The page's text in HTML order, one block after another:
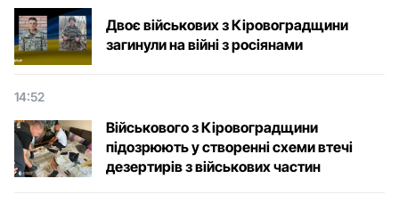
Двоє військових з Кіровоградщини
загинули на війні з росіянами
14:52
Військового з Кіровоградщини
підозрюють у створенні схеми втечі
дезертирів з військових частин